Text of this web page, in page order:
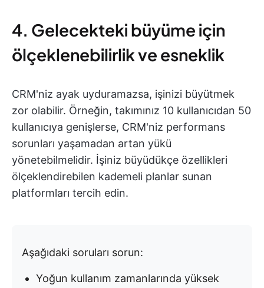
4. Gelecekteki büyüme için
ölçeklenebilirlik ve esneklik
CRM'niz ayak uyduramazsa, işinizi büyütmek
zor olabilir. Örneğin, takımınız 10 kullanıcıdan 50
kullanıcıya genişlerse, CRM'niz performans
sorunları yaşamadan artan yükü
yönetebilmelidir. İşiniz büyüdükçe özellikleri
ölçeklendirebilen kademeli planlar sunan
platformları tercih edin.
Aşağıdaki soruları sorun:
Yoğun kullanım zamanlarında yüksek